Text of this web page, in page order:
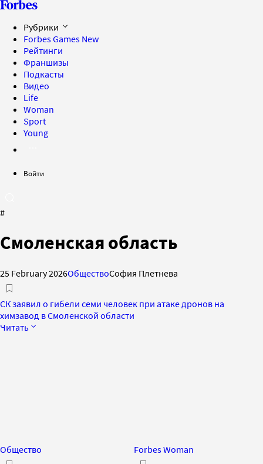
Рубрики
Forbes Games New
Рейтинги
Франшизы
Подкасты
Видео
Life
Woman
Sport
Young
Войти
#
Смоленская область
25 February 2026ОбществоСофия Плетнева
СК заявил о гибели семи человек при атаке дронов на
химзавод в Смоленской области
Читать
Общество Forbes Woman